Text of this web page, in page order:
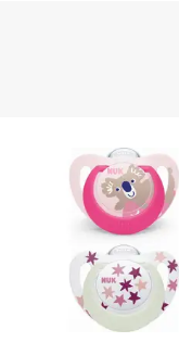
de
contactar-nos.